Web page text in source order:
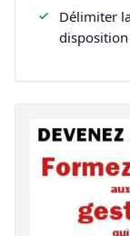
Délimiter
disposition